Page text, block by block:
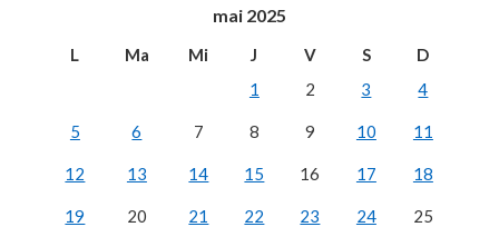
mai 2025
L Ma Mi J V S
D
1
2 3 4
5 6 7 8 9 10 11
12 13 14 15 16 17 18
19 20 21 22 23 24 25